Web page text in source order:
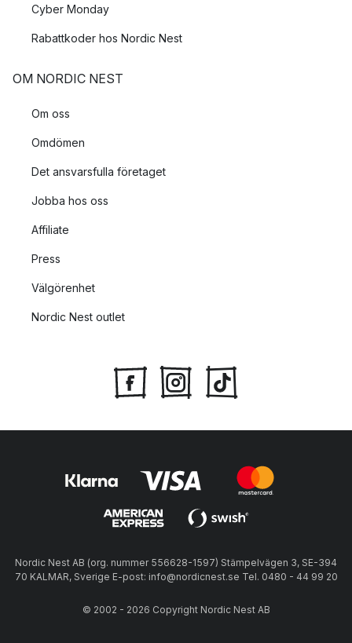
Cyber Monday
Rabattkoder hos Nordic Nest
OM NORDIC NEST
Om oss
Omdömen
Det ansvarsfulla företaget
Jobba hos oss
Affiliate
Press
Välgörenhet
Nordic Nest outlet
Nordic Nest AB (org. nummer 556628-1597) Stämpelvägen 3, SE-394
70 KALMAR, Sverige E-post: info@nordicnest.se Tel. 0480 - 44 99 20
© 2002 - 2026 Copyright Nordic Nest AB